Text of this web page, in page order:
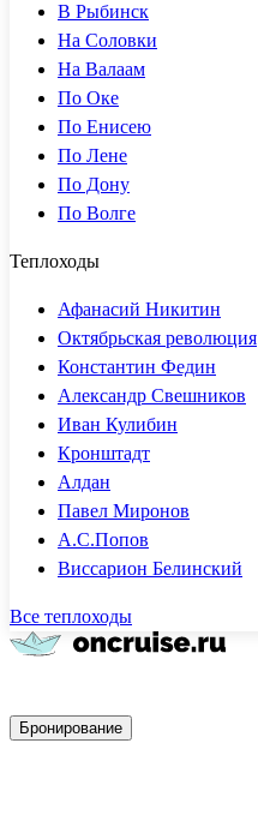
В Рыбинск
На Соловки
На Валаам
По Оке
По Енисею
По Лене
По Дону
По Волге
Теплоходы
Афанасий Никитин
Октябрьская революция
Константин Федин
Александр Свешников
Иван Кулибин
Кронштадт
Алдан
Павел Миронов
А.С.Попов
Виссарион Белинский
Все теплоходы
Бронирование